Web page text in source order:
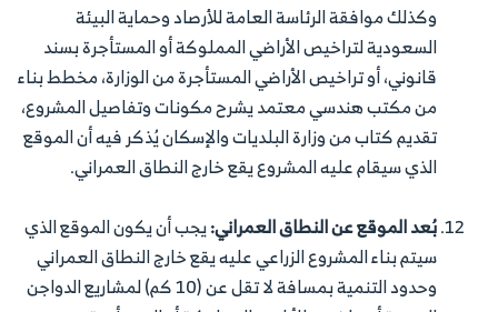
وكذلك موافقة الرئاسة العامة للأرصاد وحماية البيئة
السعودية لتراخيص الأراضي المملوكة أو المستأجرة بسند
قانوني، أو تراخيص الأراضي المستأجرة من الوزارة، مخطط بناء
من مكتب هندسي معتمد يشرح مكونات وتفاصيل المشروع،
تقديم كتاب من وزارة البلديات والإسكان يُذكر فيه أن الموقع
الذي سيقام عليه المشروع يقع خارج النطاق العمراني.
بُعد الموقع عن النطاق العمراني:يجب أن يكون الموقع الذي
سيتم بناء المشروع الزراعي عليه يقع خارج النطاق العمراني
وحدود التنمية بمسافة لا تقل عن (10 كم) لمشاريع الدواجن